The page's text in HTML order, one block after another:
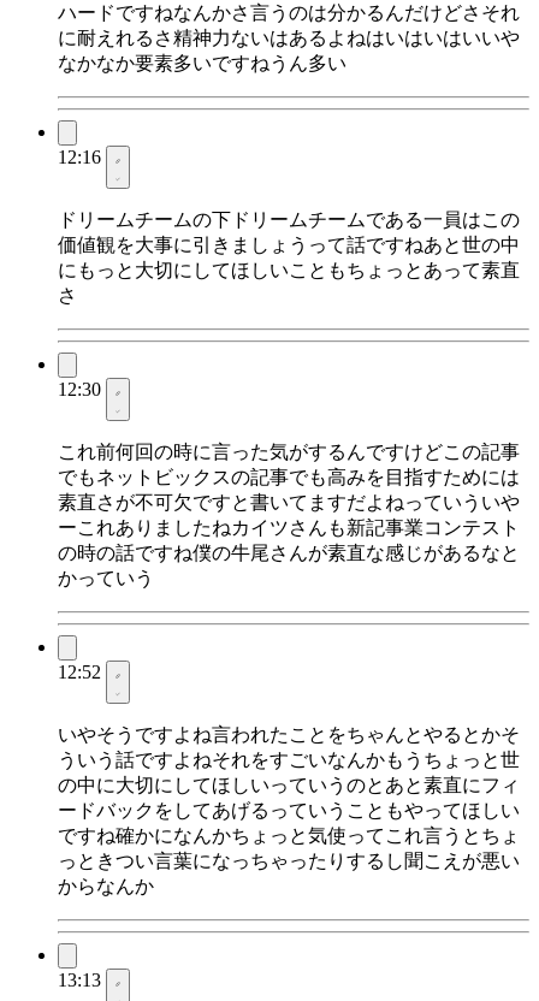
ハードですねなんかさ言うのは分かるんだけどさそれ
に耐えれるさ精神力ないはあるよねはいはいはいいや
なかなか要素多いですねうん多い
12:16
ドリームチームの下ドリームチームである一員はこの
価値観を大事に引きましょうって話ですねあと世の中
にもっと大切にしてほしいこともちょっとあって素直
さ
12:30
これ前何回の時に言った気がするんですけどこの記事
でもネットビックスの記事でも高みを目指すためには
素直さが不可欠ですと書いてますだよねっていういや
ーこれありましたねカイツさんも新記事業コンテスト
の時の話ですね僕の牛尾さんが素直な感じがあるなと
かっていう
12:52
いやそうですよね言われたことをちゃんとやるとかそ
ういう話ですよねそれをすごいなんかもうちょっと世
の中に大切にしてほしいっていうのとあと素直にフィ
ードバックをしてあげるっていうこともやってほしい
ですね確かになんかちょっと気使ってこれ言うとちょ
っときつい言葉になっちゃったりするし聞こえが悪い
からなんか
13:13